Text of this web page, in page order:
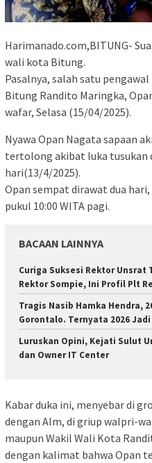
Harimanado.com,BITUNG-
wali kota Bitung.
Pasalnya, salah satu
Bitung Randito Maringka,
wafar, Selasa (15/04/2025).
Nyawa Opan Nagata sapaan
tertolong akibat luka tusukan
hari(13/4/2025).
Opan sempat dirawat dua
pukul 10:00 WITA pagi.
BACAAN LAINNYA
Curiga Suksesi Rektor
Rektor Sompie, Ini Profil Plt
Tragis Nasib Hamka Hendra,
Gorontalo. Ternyata 2026
Luruskan Opini, Kejati Sulut
dan Owner IT Center
Kabar duka ini, menyebar di
dengan Alm, di griup walpri-
maupun Wakil Wali Kota
dengan kalimat bahwa Opan